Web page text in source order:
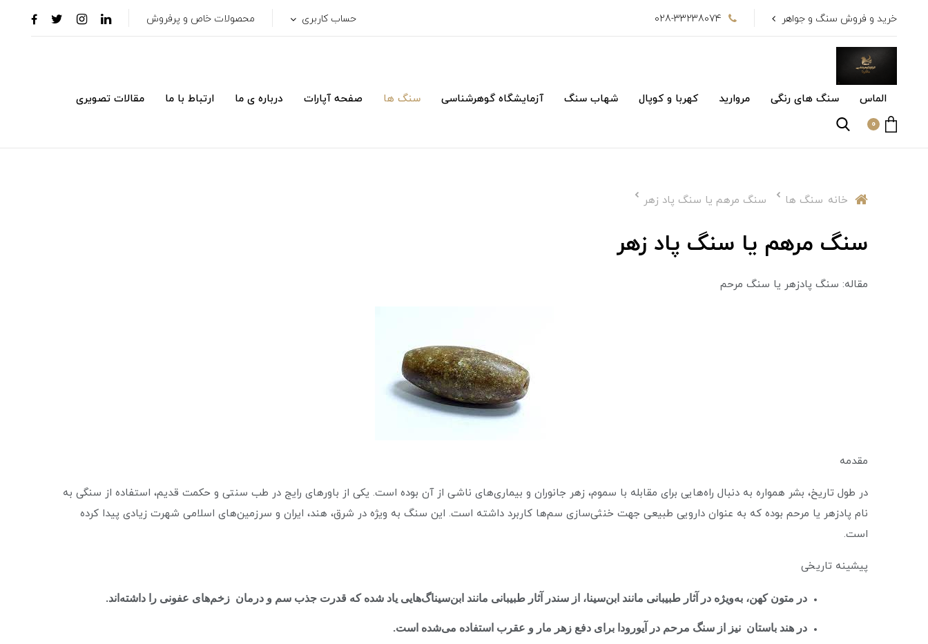
خرید و فروش سنگ و جواهر 028-33238074 حساب کاربری محصولات خاص و پرفروش
الماس سنگ های رنگی مروارید کهربا و کوپال شهاب سنگ آزمایشگاه گوهرشناسی سنگ ها صفحه آپارات درباره ی ما ارتباط با ما مقالات تصویری
0
خانه سنگ ها سنگ مرهم یا سنگ پاد زهر
سنگ مرهم یا سنگ پاد زهر
مقاله: سنگ پادزهر یا سنگ مرحم
مقدمه
در طول تاریخ، بشر همواره به دنبال راه‌هایی برای مقابله با سموم، زهر جانوران و بیماری‌های ناشی از آن بوده است. یکی از باورهای رایج در طب سنتی و حکمت قدیم، استفاده از سنگی به
نام پادزهر یا مرحم بوده که به عنوان دارویی طبیعی جهت خنثی‌سازی سم‌ها کاربرد داشته است. این سنگ به ویژه در شرق، هند، ایران و سرزمین‌های اسلامی شهرت زیادی پیدا کرده
است.
پیشینه تاریخی
در متون کهن، به‌ویژه در آثار طبیبانی مانند ابن‌سینا، از سندر آثار طبیبانی مانند ابن‌سیناگ‌هایی یاد شده که قدرت جذب سم و درمان زخم‌های عفونی را داشته‌اند.
در هند باستان نیز از سنگ مرحم در آیورودا برای دفع زهر مار و عقرب استفاده می‌شده است.